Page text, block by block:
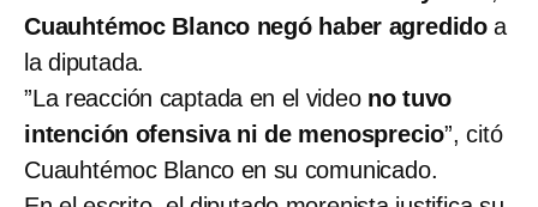
Cuauhtémoc Blanco negó haber agredido a
la diputada.
”La reacción captada en el video no tuvo
intención ofensiva ni de menosprecio”, citó
Cuauhtémoc Blanco en su comunicado.